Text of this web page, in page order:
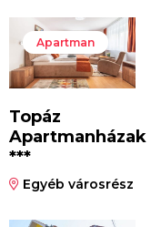
Apartman
Topáz
Apartmanházak
***
Egyéb városrész